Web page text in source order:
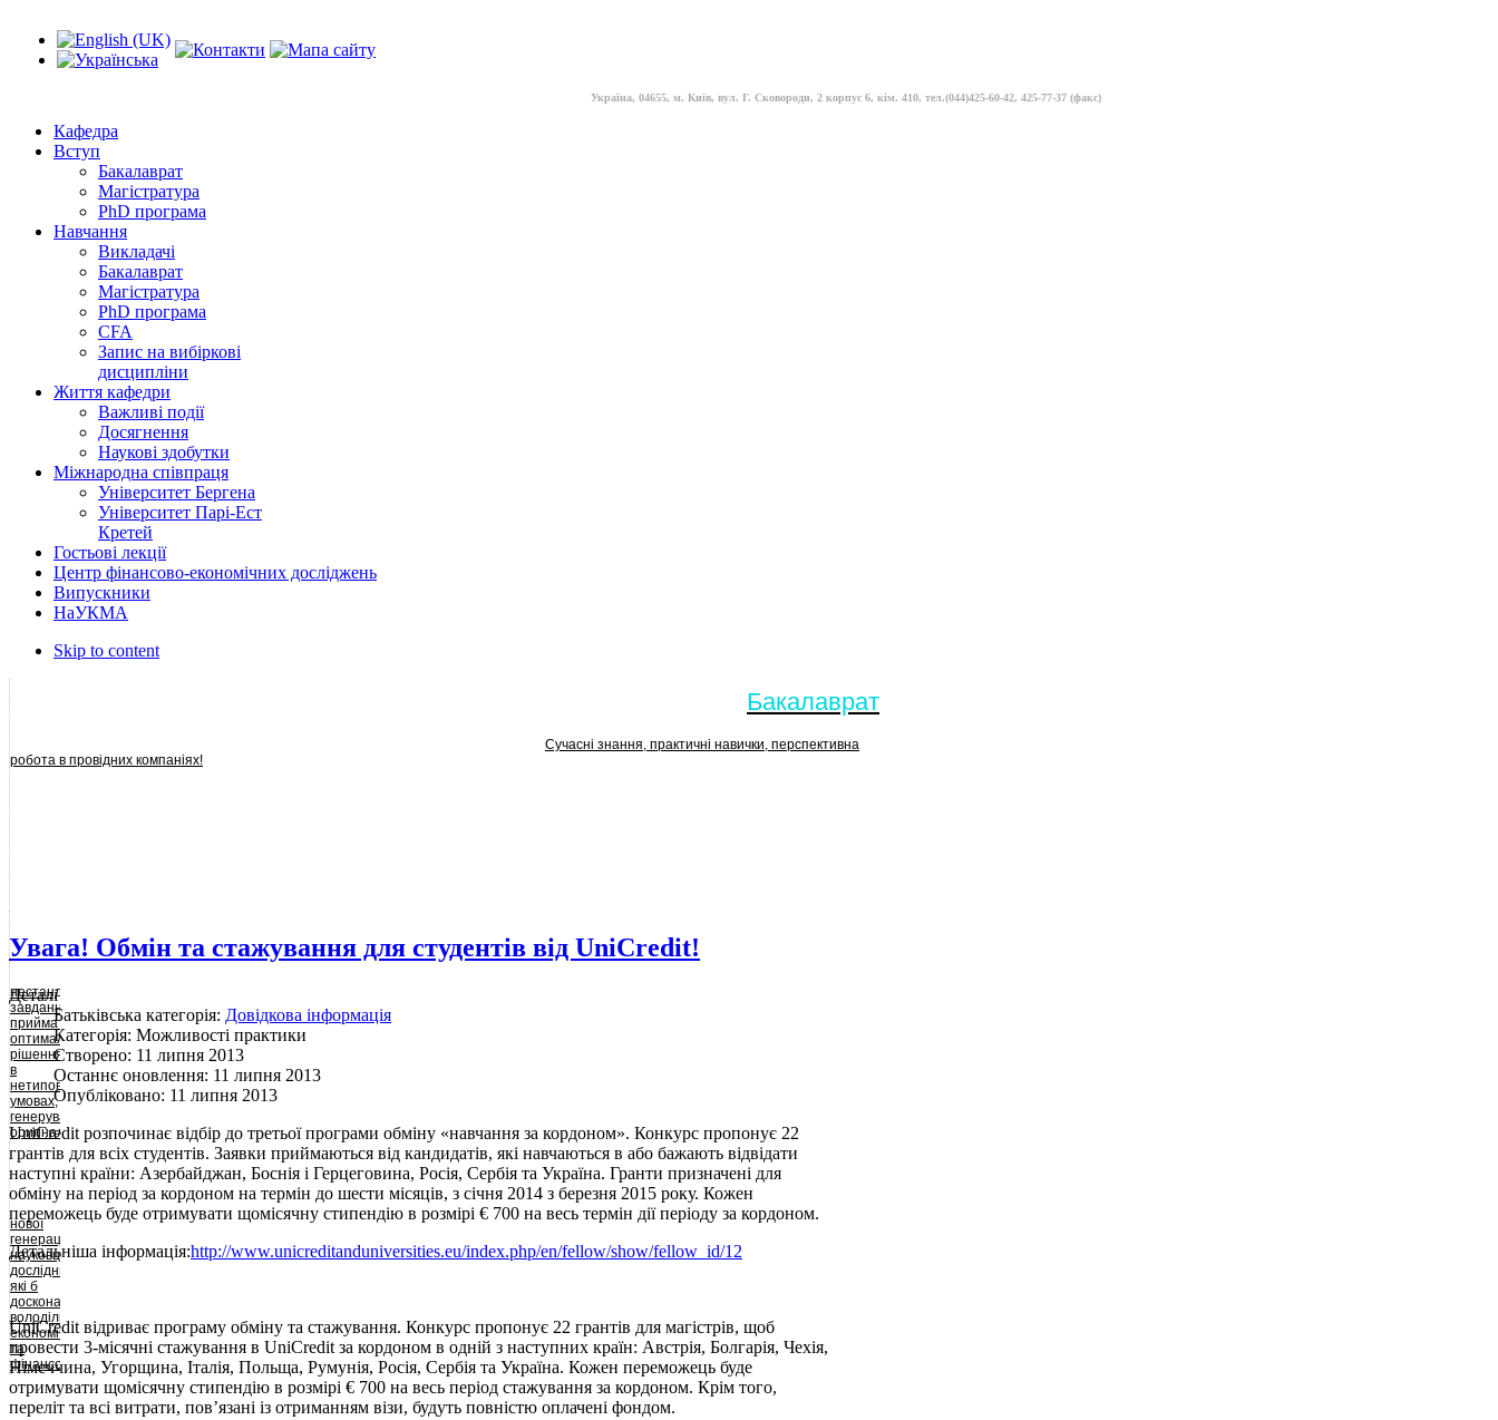
Україна, 04655, м. Київ, вул. Г. Сковороди, 2 корпус 6, кім. 410, тел.(044)425-60-42, 425-77-37 (факс)
Кафедра
Вступ
Бакалаврат
Магістратура
PhD програма
Навчання
Викладачі
Бакалаврат
Магістратура
PhD програма
CFA
Запис на вибіркові
дисципліни
Життя кафедри
Важливі події
Досягнення
Наукові здобутки
Міжнародна співпраця
Університет Бергена
Університет Парі-Ест
Кретей
Гостьові лекції
Центр фінансово-економічних досліджень
Випускники
НаУКМА
Skip to content
Бакалаврат
Сучасні знання, практичні навички, перспективна
робота в провідних компаніях!
нестандартні
завдання,
приймати
оптимальні
рішення
в
нетипових
умовах,
генерувати
оригінальні
та
плідні
для
суспільства
ідеї,
креативно
мислити
та
діяти.
Ph.D. програма
Формування
нової
генерації
науковців-
дослідників,
які б
досконало
володіли
економічною
та
фінансовою
могли
комплексно
Увага! Обмін та стажування для студентів від UniCredit!
Деталі
Батьківська категорія: Довідкова інформація
Категорія: Можливості практики
Створено: 11 липня 2013
Останнє оновлення: 11 липня 2013
Опубліковано: 11 липня 2013
UniCredit розпочинає відбір до третьої програми обміну «навчання за кордоном». Конкурс пропонує 22
грантів для всіх студентів. Заявки приймаються від кандидатів, які навчаються в або бажають відвідати
наступні країни: Азербайджан, Боснія і Герцеговина, Росія, Сербія та Україна. Гранти призначені для
обміну на період за кордоном на термін до шести місяців, з січня 2014 з березня 2015 року. Кожен
переможець буде отримувати щомісячну стипендію в розмірі € 700 на весь термін дії періоду за кордоном.
Детальніша інформація:http://www.unicreditanduniversities.eu/index.php/en/fellow/show/fellow_id/12
UniCredit відриває програму обміну та стажування. Конкурс пропонує 22 грантів для магістрів, щоб
провести 3-місячні стажування в UniCredit за кордоном в одній з наступних країн: Австрія, Болгарія, Чехія,
Німеччина, Угорщина, Італія, Польща, Румунія, Росія, Сербія та Україна. Кожен переможець буде
отримувати щомісячну стипендію в розмірі € 700 на весь період стажування за кордоном. Крім того,
переліт та всі витрати, пов’язані із отриманням візи, будуть повністю оплачені фондом.